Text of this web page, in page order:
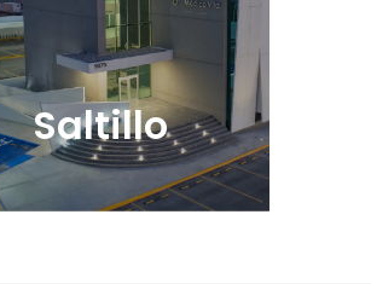
Saltillo
Ver Sucursal